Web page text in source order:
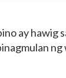
ay hawig
ng